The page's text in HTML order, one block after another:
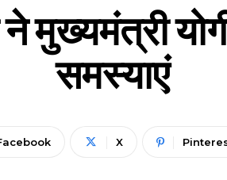
मुख्यमंत्री
समस्याएं
X